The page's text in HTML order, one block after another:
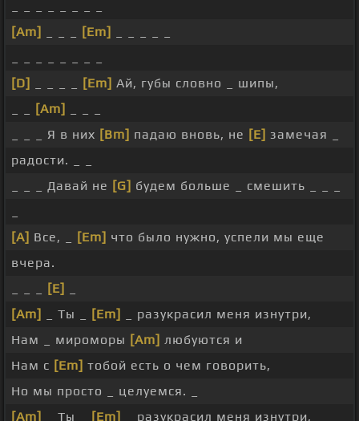
[Am]
[Em]
[D]
[Em] Ай, губы словно _ шипы,
[Am]
_ _ _ Я в них [Bm] падаю вновь, не [E] замечая _
радости. _ _
_ _ _ Давай не [G] будем больше _ смешить _ _ _
[A] Все, _ [Em] что было нужно, успели мы еще
вчера.
[E]
[Am]
_ Ты _ [Em]
_ разукрасил меня изнутри,
Нам _ мироморы [Am] любуются и
Нам с [Em] тобой есть о чем говорить,
Но мы просто _ целуемся. _
[Am]
_ Ты _ [Em] _ разукрасил меня изнутри,